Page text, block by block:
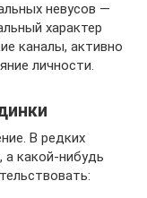
невусов —
характер
каналы, активно
личности.
В редких
а какой-нибудь